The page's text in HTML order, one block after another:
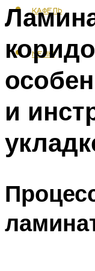
КАФЕЛЬ
МЕНЮ
и